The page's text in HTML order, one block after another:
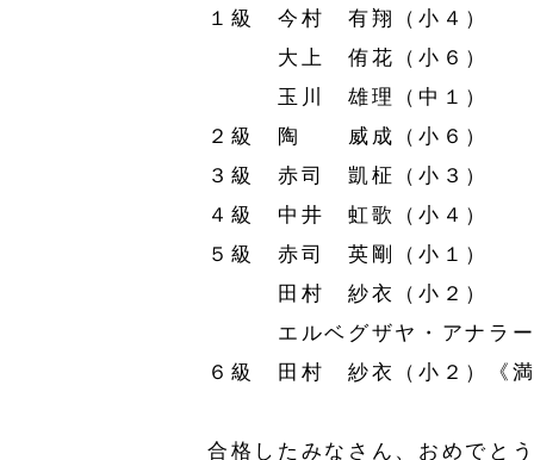
１級 今村 有翔（小４）
大上 侑花（小６）
玉川 雄理（中１）
２級 陶 威成（小６）
３級 赤司 凱柾（小３）
４級 中井 虹歌（小４）
５級 赤司 英剛（小１）
田村 紗衣（小２）
エルベグザヤ・アナラー
６級 田村 紗衣（小２）《
合格したみなさん、おめでと